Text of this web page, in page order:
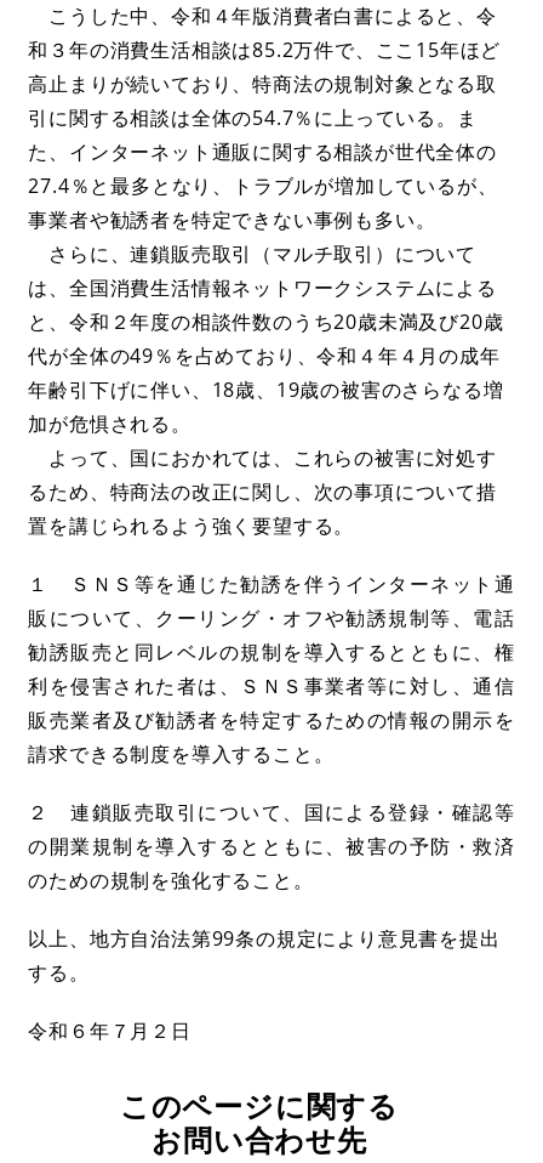
こうした中、令和４年版消費者白書によると、令
和３年の消費生活相談は85.2万件で、ここ15年ほど
高止まりが続いており、特商法の規制対象となる取
引に関する相談は全体の54.7％に上っている。ま
た、インターネット通販に関する相談が世代全体の
27.4％と最多となり、トラブルが増加しているが、
事業者や勧誘者を特定できない事例も多い。
さらに、連鎖販売取引（マルチ取引）について
は、全国消費生活情報ネットワークシステムによる
と、令和２年度の相談件数のうち20歳未満及び20歳
代が全体の49％を占めており、令和４年４月の成年
年齢引下げに伴い、18歳、19歳の被害のさらなる増
加が危惧される。
よって、国におかれては、これらの被害に対処す
るため、特商法の改正に関し、次の事項について措
置を講じられるよう強く要望する。
１ ＳＮＳ等を通じた勧誘を伴うインターネット通
販について、クーリング・オフや勧誘規制等、電話
勧誘販売と同レベルの規制を導入するとともに、権
利を侵害された者は、ＳＮＳ事業者等に対し、通信
販売業者及び勧誘者を特定するための情報の開示を
請求できる制度を導入すること。
２ 連鎖販売取引について、国による登録・確認等
の開業規制を導入するとともに、被害の予防・救済
のための規制を強化すること。
以上、地方自治法第99条の規定により意見書を提出
する。
令和６年７月２日
このページに関する
お問い合わせ先